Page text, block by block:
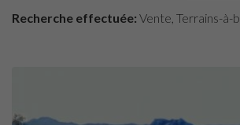
Recherche effectuée: Vente, Terrains-à-